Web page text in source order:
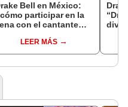
Bell en México:
participar en la
con el cantante
LEER MÁS